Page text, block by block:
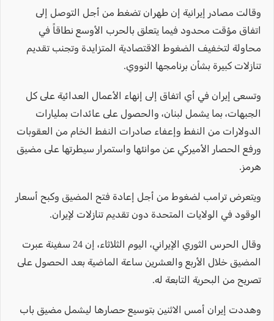
وقالت مصادر إيرانية إن طهران تضغط من أجل التوصل إلى
اتفاق مؤقت محدود فيما يتعلق بالحرب الأوسع نطاقاً في
محاولة لتخفيف الضغوط الاقتصادية المتزايدة وتجنب تقديم
تنازلات كبيرة بشأن برنامجها النووي.
وتسعى إيران في أي اتفاق إلى إنهاء الأعمال العدائية على كل
الجبهات، بما يشمل لبنان، والحصول على عائدات بمليارات
الدولارات من النفط وإعفاء صادرات النفط الخام من العقوبات
ورفع الحصار الأميركي عن موانئها واستمرار سيطرتها على مضيق
هرمز.
ويتعرض ترامب لضغوط من أجل إعادة فتح المضيق وكبح أسعار
الوقود في الولايات المتحدة دون تقديم تنازلات لإيران.
وقال الحرس الثوري الإيراني، اليوم الثلاثاء، إن 24 سفينة عبرت
المضيق خلال الأربع والعشرين ساعة الماضية بعد الحصول على
تصريح من البحرية التابعة له.
وهددت إيران أمس الاثنين بتوسيع حصارها ليشمل مضيق باب